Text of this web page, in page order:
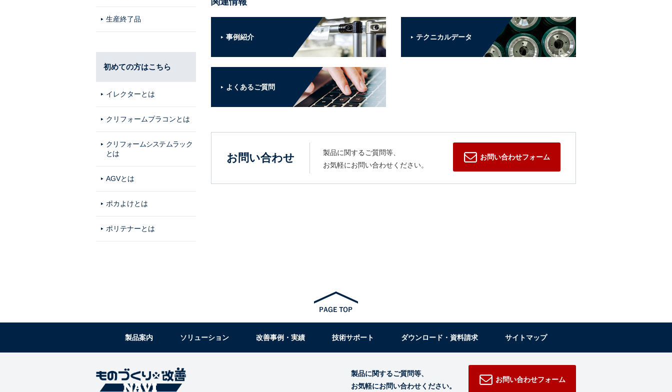
事例紹介 テクニカルデータ
よくあるご質問
お問い合わせ
製品に関するご質問等、
お気軽にお問い合わせください。
お問い合わせフォーム
生産終了品
初めての方はこちら
イレクターとは
クリフォームプラコンとは
クリフォームシステムラック
とは
AGVとは
ポカよけとは
ポリテナーとは
製品案内 ソリューション 改善事例・実績 技術サポート ダウンロード・資料請求 サイトマップ
製品に関するご質問等、
お気軽にお問い合わせください。
お問い合わせフォーム